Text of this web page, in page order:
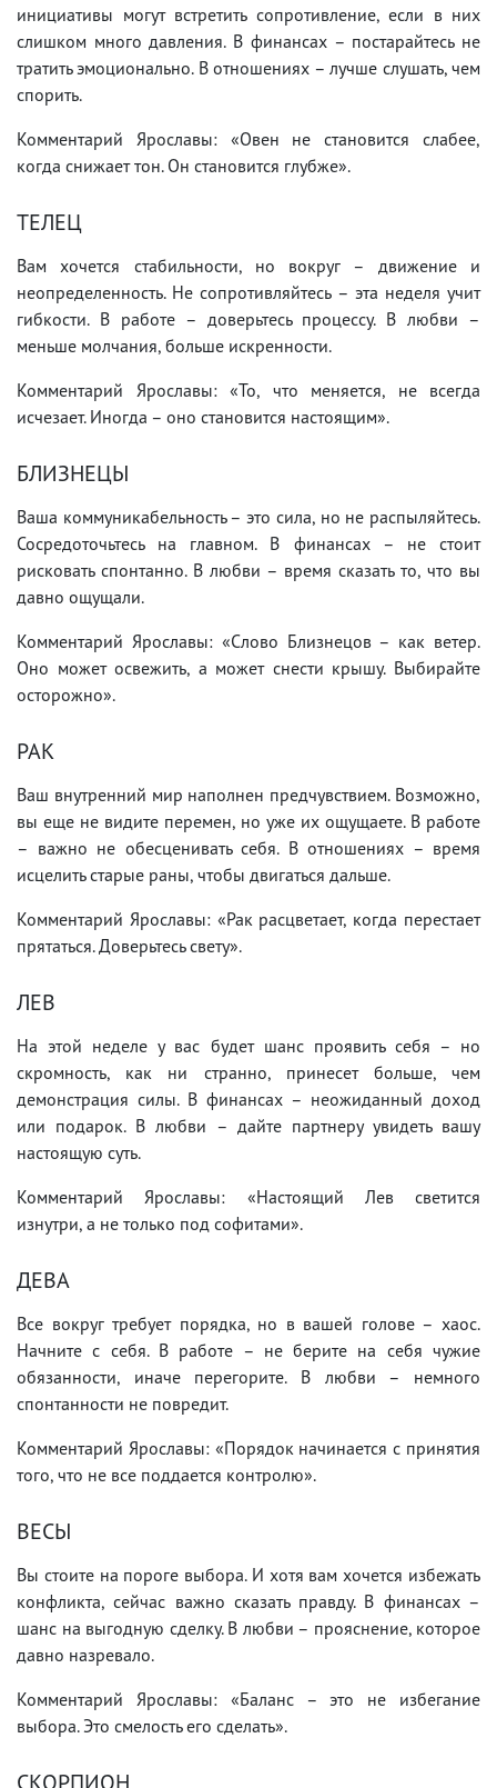
инициативы могут встретить сопротивление, если в них
слишком много давления. В финансах – постарайтесь не
тратить эмоционально. В отношениях – лучше слушать, чем
спорить.
Комментарий Ярославы: «Овен не становится слабее,
когда снижает тон. Он становится глубже».
ТЕЛЕЦ
Вам хочется стабильности, но вокруг – движение и
неопределенность. Не сопротивляйтесь – эта неделя учит
гибкости. В работе – доверьтесь процессу. В любви –
меньше молчания, больше искренности.
Комментарий Ярославы: «То, что меняется, не всегда
исчезает. Иногда – оно становится настоящим».
БЛИЗНЕЦЫ
Ваша коммуникабельность – это сила, но не распыляйтесь.
Сосредоточьтесь на главном. В финансах – не стоит
рисковать спонтанно. В любви – время сказать то, что вы
давно ощущали.
Комментарий Ярославы: «Слово Близнецов – как ветер.
Оно может освежить, а может снести крышу. Выбирайте
осторожно».
РАК
Ваш внутренний мир наполнен предчувствием. Возможно,
вы еще не видите перемен, но уже их ощущаете. В работе
– важно не обесценивать себя. В отношениях – время
исцелить старые раны, чтобы двигаться дальше.
Комментарий Ярославы: «Рак расцветает, когда перестает
прятаться. Доверьтесь свету».
ЛЕВ
На этой неделе у вас будет шанс проявить себя – но
скромность, как ни странно, принесет больше, чем
демонстрация силы. В финансах – неожиданный доход
или подарок. В любви – дайте партнеру увидеть вашу
настоящую суть.
Комментарий Ярославы: «Настоящий Лев светится
изнутри, а не только под софитами».
ДЕВА
Все вокруг требует порядка, но в вашей голове – хаос.
Начните с себя. В работе – не берите на себя чужие
обязанности, иначе перегорите. В любви – немного
спонтанности не повредит.
Комментарий Ярославы: «Порядок начинается с принятия
того, что не все поддается контролю».
ВЕСЫ
Вы стоите на пороге выбора. И хотя вам хочется избежать
конфликта, сейчас важно сказать правду. В финансах –
шанс на выгодную сделку. В любви – прояснение, которое
давно назревало.
Комментарий Ярославы: «Баланс – это не избегание
выбора. Это смелость его сделать».